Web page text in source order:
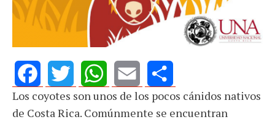
FacebookTwitterWhatsApp
Email Share
Los coyotes son unos de los pocos cánidos nativos
de Costa Rica. Comúnmente se encuentran